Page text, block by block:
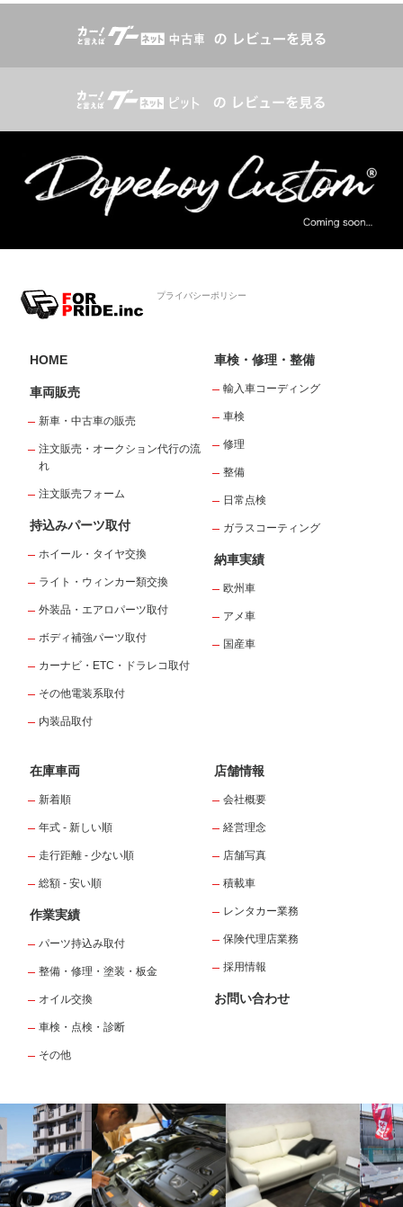
プライバシーポリシー
HOME
車両販売
新車・中古車の販売
注文販売・オークション代行の流
れ
注文販売フォーム
持込みパーツ取付
ホイール・タイヤ交換
ライト・ウィンカー類交換
外装品・エアロパーツ取付
ボディ補強パーツ取付
カーナビ・ETC・ドラレコ取付
その他電装系取付
内装品取付
車検・修理・整備
輸入車コーディング
車検
修理
整備
日常点検
ガラスコーティング
納車実績
欧州車
アメ車
国産車
在庫車両
新着順
年式 - 新しい順
走行距離 - 少ない順
総額 - 安い順
作業実績
パーツ持込み取付
整備・修理・塗装・板金
オイル交換
車検・点検・診断
その他
店舗情報
会社概要
経営理念
店舗写真
積載車
レンタカー業務
保険代理店業務
採用情報
お問い合わせ